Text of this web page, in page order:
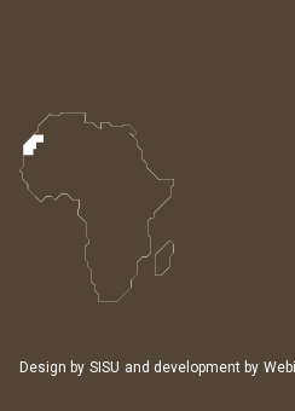
Design by SISU and development by